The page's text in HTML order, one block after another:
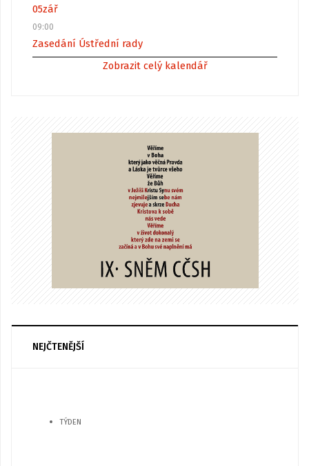
05zář
09:00
Zasedání Ústřední rady
Zobrazit celý kalendář
NEJČTENĚJŠÍ
TÝDEN